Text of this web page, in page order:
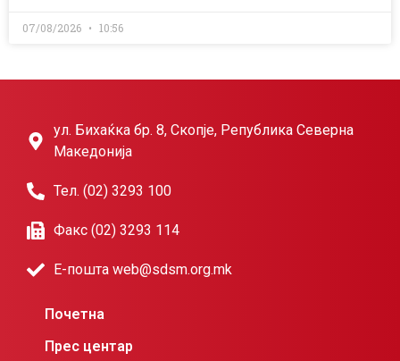
07/08/2026 10:56
ул. Бихаќка бр. 8, Скопје, Република Северна
Македонија
Тел. (02) 3293 100
Факс (02) 3293 114
Е-пошта web@sdsm.org.mk
Почетна
Прес центар